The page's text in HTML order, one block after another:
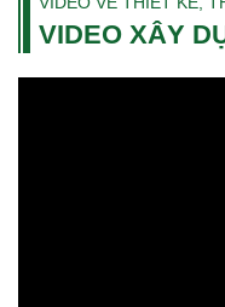
VIDEO XÂY